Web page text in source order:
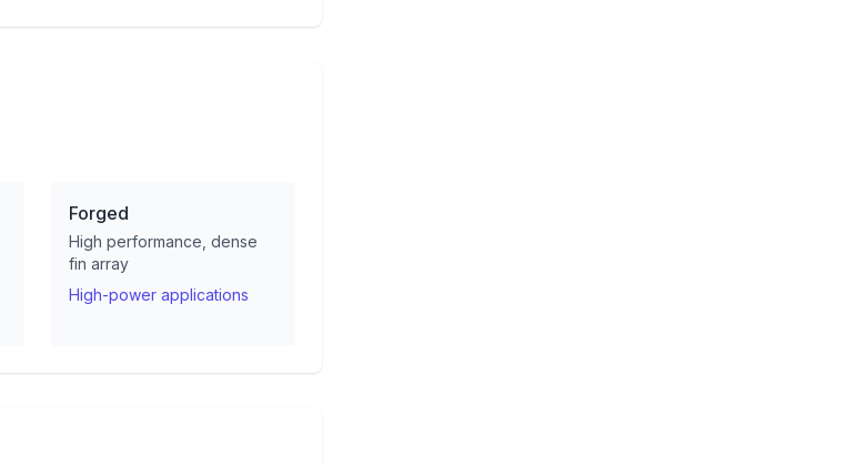
Forged
High performance, dense
fin array
High-power applications